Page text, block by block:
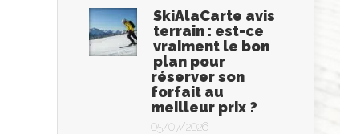
SkiAlaCarte avis
terrain : est-ce
vraiment le bon
plan pour
réserver son
forfait au
meilleur prix ?
05/07/2026